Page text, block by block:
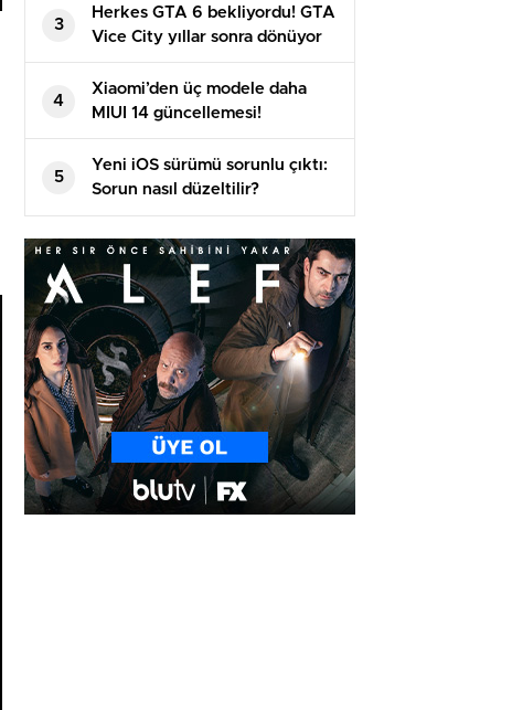
3
Herkes GTA 6 bekliyordu! GTA
Vice City yıllar sonra dönüyor
4
Xiaomi’den üç modele daha
MIUI 14 güncellemesi!
5
Yeni iOS sürümü sorunlu çıktı:
Sorun nasıl düzeltilir?